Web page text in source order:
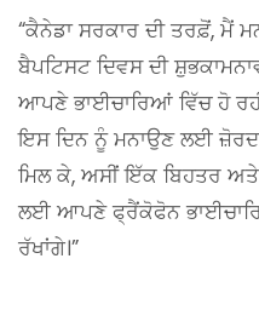
“ਕੈਨੇਡਾ ਸਰਕਾਰ ਦੀ ਤਰਫ਼ੋਂ, ਮੈਂ
ਬੈਪਟਿਸਟ ਦਿਵਸ ਦੀ
ਆਪਣੇ ਭਾਈਚਾਰਿਆਂ ਵਿੱਚ ਹੋ
ਇਸ ਦਿਨ ਨੂੰ ਮਨਾਉਣ ਲਈ
ਮਿਲ ਕੇ, ਅਸੀਂ ਇੱਕ ਬਿਹਤਰ
ਲਈ ਆਪਣੇ ਫ੍ਰੈਂਕੋਫੋਨ
ਰੱਖਾਂਗੇ।”